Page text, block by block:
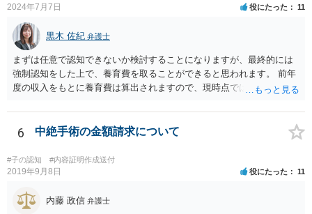
2024年7月7日 役にたった 11
黒木 佐紀 弁護士
まずは任意で認知できないか検討することになりますが、最終的には
強制認知をした上で、養育費を取ることができると思われます。 前年
度の収入をもとに養育費は算出されますので、現時点では少額しか取
育費の増額調停を起こすこともできます。 仮に中絶する場合でも、相
手方が妊娠について話し合いをしっかりしてくれない場合には、慰謝
関わりが不可欠となると思われますので、一度話し合った上で、法律
事務所へ早めのご相談をされたほうがよろしいかと思います。
6 中絶手術の金額請求について
#子の認知 #内容証明作成送付
2019年9月8日 役にたった 11
内藤 政信 弁護士